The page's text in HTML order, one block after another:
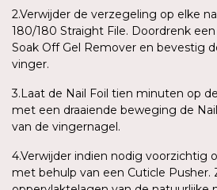
2.Verwijder de verzegeling op elke
180/180 Straight File. Doordrenk
Soak Off Gel Remover en bevestig
vinger.
3.Laat de Nail Foil tien minuten op
met een draaiende beweging de
van de vingernagel.
4.Verwijder indien nodig voorzichtig
met behulp van een Cuticle Pusher.